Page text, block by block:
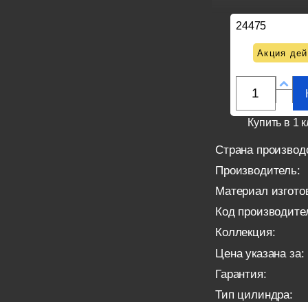
24475
Акция
Купить в 1
Страна
Производитель:
Материал
Код
Коллекция:
Цена указана за:
Гарантия:
Тип цилиндра: